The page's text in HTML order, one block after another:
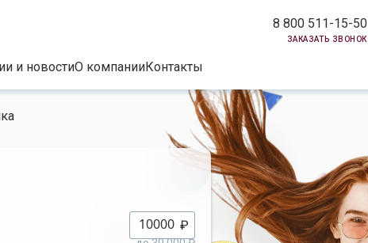
8 800 511-15-50
заказать звонок
и новостиО компанииКонтакты
₽